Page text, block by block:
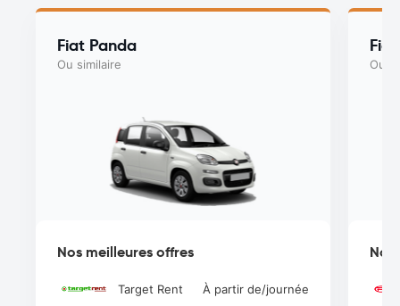
Fiat Panda
Ou similaire
Nos meilleures offres
Target Rent À partir de/journée
Ou
Nos